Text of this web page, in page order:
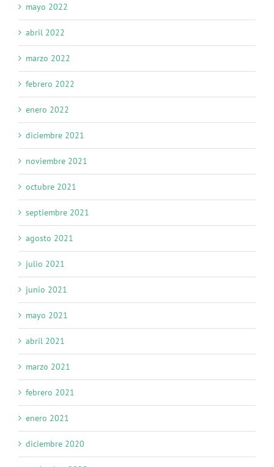
mayo 2022
abril 2022
marzo 2022
febrero 2022
enero 2022
diciembre 2021
noviembre 2021
octubre 2021
septiembre 2021
agosto 2021
julio 2021
junio 2021
mayo 2021
abril 2021
marzo 2021
febrero 2021
enero 2021
diciembre 2020